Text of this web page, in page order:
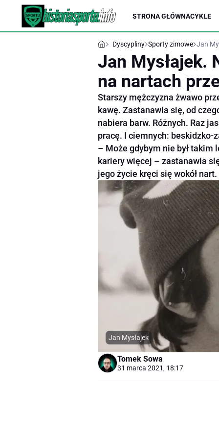
STRONA GŁÓWNACYKLE
Dyscypliny Sporty zimowe Jan
Jan Mysłajek.
na nartach
Starszy mężczyzna żwawo
kawę. Zastanawia się, od
nabiera barw. Różnych. Raz
pracę. I ciemnych: beskidzko-
– Może gdybym nie był takim
kariery więcej – zastanawia
jego życie kręci się wokół
Jan Mysłajek
Tomek Sowa
31 marca 2021, 18:17